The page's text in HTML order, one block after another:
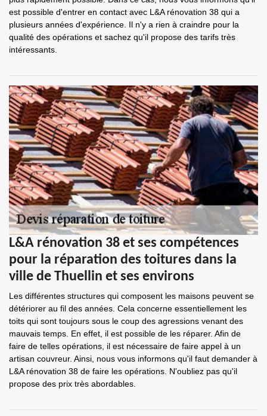
est possible d'entrer en contact avec L&A rénovation 38 qui a
plusieurs années d'expérience. Il n'y a rien à craindre pour la
qualité des opérations et sachez qu'il propose des tarifs très
intéressants.
L&A rénovation 38 et ses compétences
pour la réparation des toitures dans la
ville de Thuellin et ses environs
Les différentes structures qui composent les maisons peuvent se
détériorer au fil des années. Cela concerne essentiellement les
toits qui sont toujours sous le coup des agressions venant des
mauvais temps. En effet, il est possible de les réparer. Afin de
faire de telles opérations, il est nécessaire de faire appel à un
artisan couvreur. Ainsi, nous vous informons qu'il faut demander à
L&A rénovation 38 de faire les opérations. N'oubliez pas qu'il
propose des prix très abordables.